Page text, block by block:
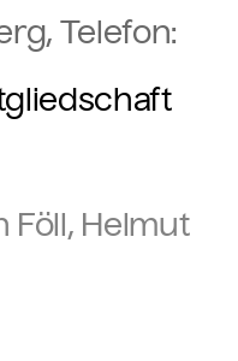
Telefon:
Föll, Helmut